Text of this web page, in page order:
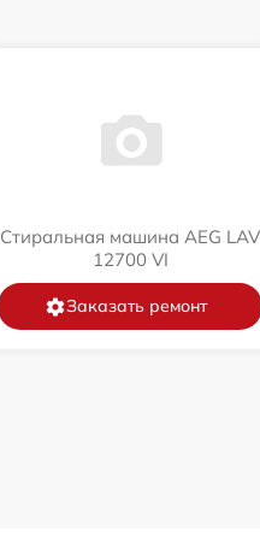
Стиральная машина AEG LAV
12700 VI
Заказать ремонт